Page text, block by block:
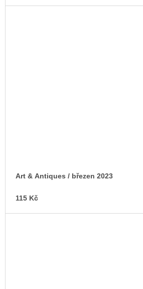
Art & Antiques / březen 2023
115 Kč